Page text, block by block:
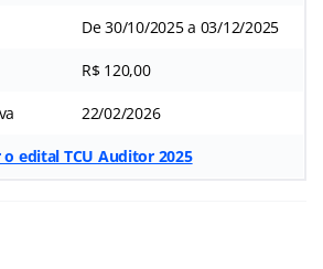
De 30/10/2025 a 03/12/2025
R$ 120,00
22/02/2026
edital TCU Auditor 2025